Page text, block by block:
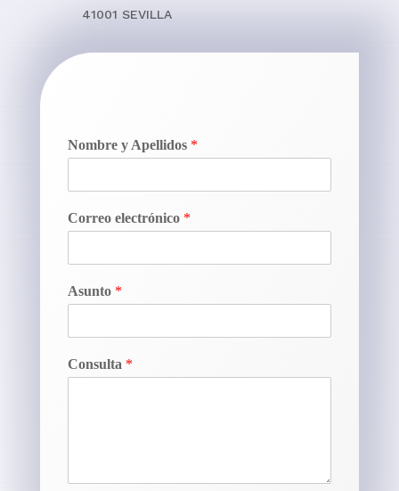
41001 SEVILLA
Nombre y Apellidos *
Correo electrónico *
Asunto *
Consulta *